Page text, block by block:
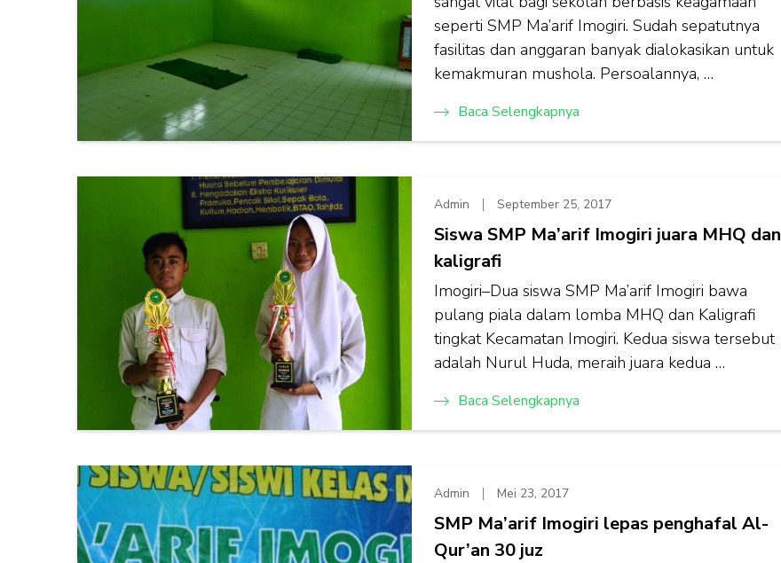
seperti SMP Ma’arif Imogiri. Sudah sepatutnya
fasilitas dan anggaran banyak dialokasikan untuk
kemakmuran mushola. Persoalannya, …
Baca Selengkapnya
Admin September 25, 2017
Siswa SMP Ma’arif Imogiri juara MHQ dan
kaligrafi
Imogiri–Dua siswa SMP Ma’arif Imogiri bawa
pulang piala dalam lomba MHQ dan Kaligrafi
tingkat Kecamatan Imogiri. Kedua siswa tersebut
adalah Nurul Huda, meraih juara kedua …
Baca Selengkapnya
Admin Mei 23, 2017
SMP Ma’arif Imogiri lepas penghafal Al-
Qur’an 30 juz